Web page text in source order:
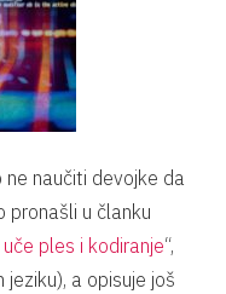
naučiti devojke da
pronašli u članku
ples i kodiranje“,
a opisuje još